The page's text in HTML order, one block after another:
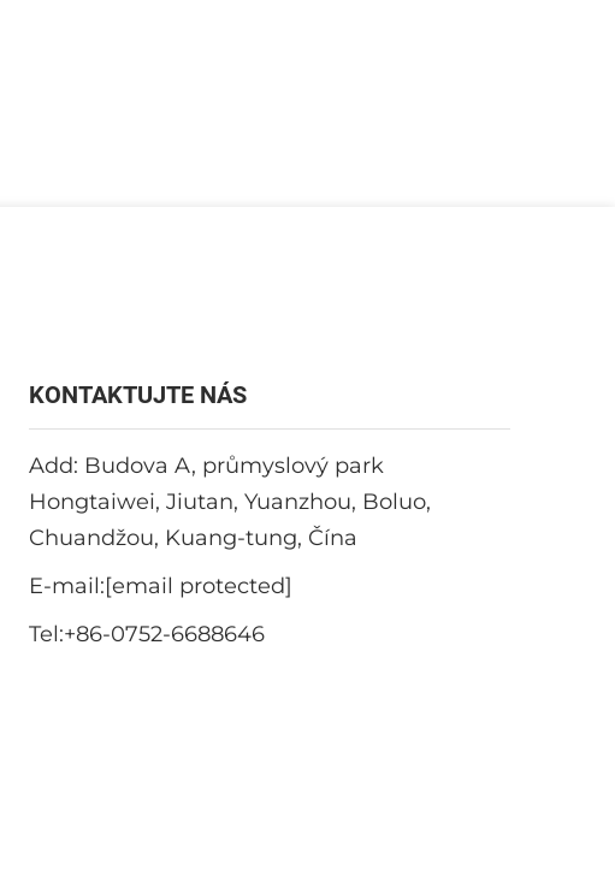
KONTAKTUJTE NÁS
Add: Budova A, průmyslový park
Hongtaiwei, Jiutan, Yuanzhou, Boluo,
Chuandžou, Kuang-tung, Čína
E-mail:[email protected]
Tel:+86-0752-6688646